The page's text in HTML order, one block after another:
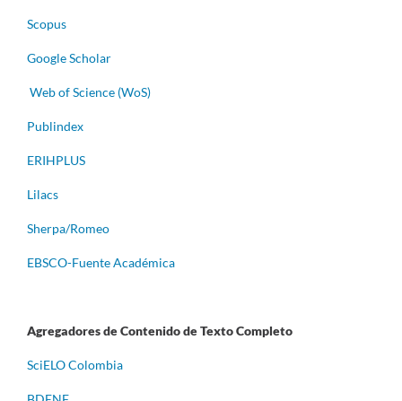
Scopus
Google Scholar
Web of Science (WoS)
Publindex
ERIHPLUS
Lilacs
Sherpa/Romeo
EBSCO-Fuente Académica
Agregadores de Contenido de Texto Completo
SciELO Colombia